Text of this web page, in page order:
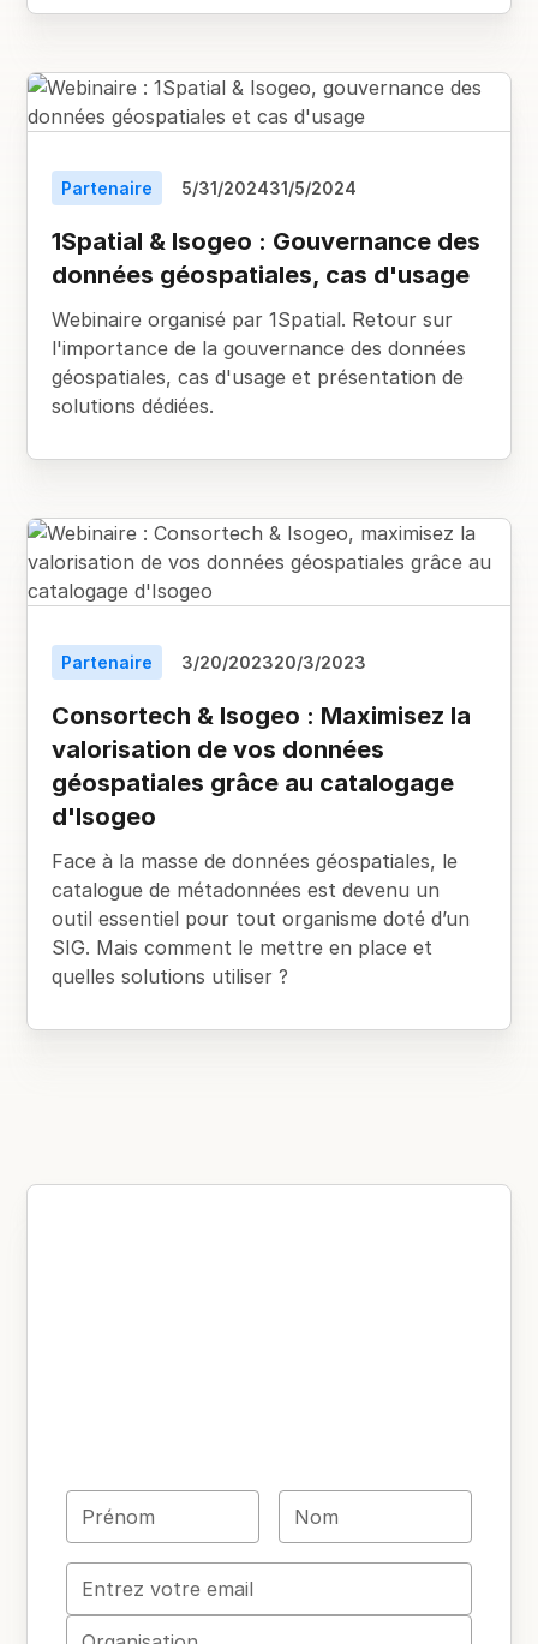
Partenaire 5/31/202431/5/2024
1Spatial & Isogeo : Gouvernance des
données géospatiales, cas d'usage
Webinaire organisé par 1Spatial. Retour sur
l'importance de la gouvernance des données
géospatiales, cas d'usage et présentation de
solutions dédiées.
Partenaire 3/20/202320/3/2023
Consortech & Isogeo : Maximisez la
valorisation de vos données
géospatiales grâce au catalogage
d'Isogeo
Face à la masse de données géospatiales, le
catalogue de métadonnées est devenu un
outil essentiel pour tout organisme doté d’un
SIG. Mais comment le mettre en place et
quelles solutions utiliser ?